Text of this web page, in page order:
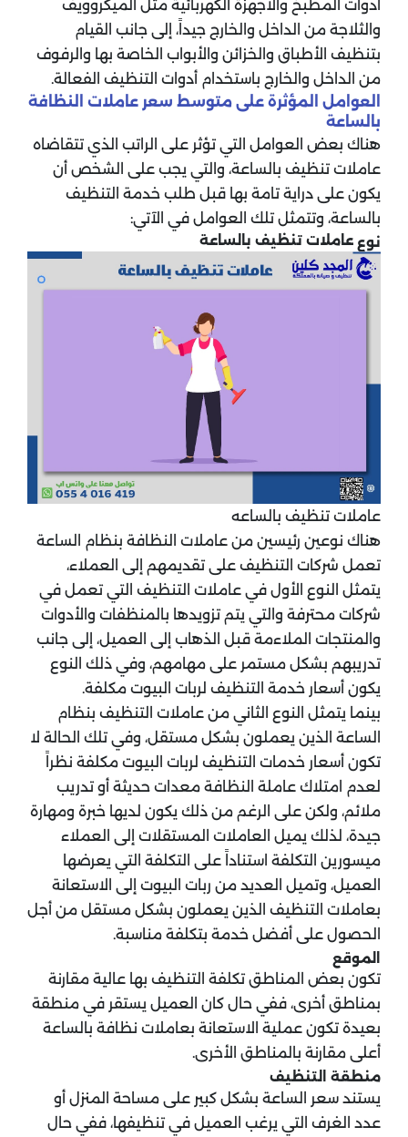
أدوات المطبخ والأجهزة الكهربائية مثل الميكروويف
والثلاجة من الداخل والخارج جيداً، إلى جانب القيام
بتنظيف الأطباق والخزائن والأبواب الخاصة بها والرفوف
من الداخل والخارج باستخدام أدوات التنظيف الفعالة.
العوامل المؤثرة على متوسط سعر عاملات النظافة
بالساعة
هناك بعض العوامل التي تؤثر على الراتب الذي تتقاضاه
عاملات تنظيف بالساعة، والتي يجب على الشخص أن
يكون على دراية تامة بها قبل طلب خدمة التنظيف
بالساعة، وتتمثل تلك العوامل في الآتي:
نوع عاملات تنظيف بالساعة
عاملات تنظيف بالساعه
هناك نوعين رئيسين من عاملات النظافة بنظام الساعة
تعمل شركات التنظيف على تقديمهم إلى العملاء،
يتمثل النوع الأول في عاملات التنظيف التي تعمل في
شركات محترفة والتي يتم تزويدها بالمنظفات والأدوات
والمنتجات الملاءمة قبل الذهاب إلى العميل، إلى جانب
تدريبهم بشكل مستمر على مهامهم، وفي ذلك النوع
يكون أسعار خدمة التنظيف لربات البيوت مكلفة.
بينما يتمثل النوع الثاني من عاملات التنظيف بنظام
الساعة الذين يعملون بشكل مستقل، وفي تلك الحالة لا
تكون أسعار خدمات التنظيف لربات البيوت مكلفة نظراً
لعدم امتلاك عاملة النظافة معدات حديثة أو تدريب
ملائم، ولكن على الرغم من ذلك يكون لديها خبرة ومهارة
جيدة، لذلك يميل العاملات المستقلات إلى العملاء
ميسورين التكلفة استناداً على التكلفة التي يعرضها
العميل، وتميل العديد من ربات البيوت إلى الاستعانة
بعاملات التنظيف الذين يعملون بشكل مستقل من أجل
الحصول على أفضل خدمة بتكلفة مناسبة.
الموقع
تكون بعض المناطق تكلفة التنظيف بها عالية مقارنة
بمناطق أخرى، ففي حال كان العميل يستقر في منطقة
بعيدة تكون عملية الاستعانة بعاملات نظافة بالساعة
أعلى مقارنة بالمناطق الأخرى.
منطقة التنظيف
يستند سعر الساعة بشكل كبير على مساحة المنزل أو
عدد الغرف التي يرغب العميل في تنظيفها، ففي حال